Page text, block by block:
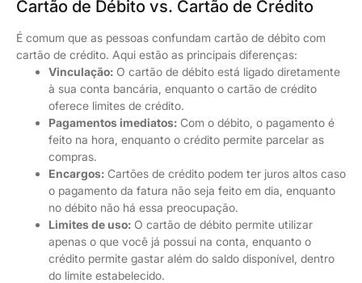
Cartão de Débito vs. Cartão de Crédito
É comum que as pessoas confundam cartão de débito com
cartão de crédito. Aqui estão as principais diferenças:
Vinculação: O cartão de débito está ligado diretamente
à sua conta bancária, enquanto o cartão de crédito
oferece limites de crédito.
Pagamentos imediatos: Com o débito, o pagamento é
feito na hora, enquanto o crédito permite parcelar as
compras.
Encargos: Cartões de crédito podem ter juros altos caso
o pagamento da fatura não seja feito em dia, enquanto
no débito não há essa preocupação.
Limites de uso: O cartão de débito permite utilizar
apenas o que você já possui na conta, enquanto o
crédito permite gastar além do saldo disponível, dentro
do limite estabelecido.